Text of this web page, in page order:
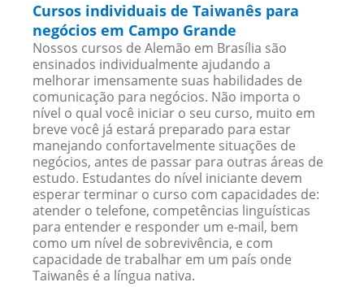
Cursos individuais de Taiwanês para
negócios em Campo Grande
Nossos cursos de Alemão em Brasília são
ensinados individualmente ajudando a
melhorar imensamente suas habilidades de
comunicação para negócios. Não importa o
nível o qual você iniciar o seu curso, muito em
breve você já estará preparado para estar
manejando confortavelmente situações de
negócios, antes de passar para outras áreas de
estudo. Estudantes do nível iniciante devem
esperar terminar o curso com capacidades de:
atender o telefone, competências linguísticas
para entender e responder um e-mail, bem
como um nível de sobrevivência, e com
capacidade de trabalhar em um país onde
Taiwanês é a língua nativa.